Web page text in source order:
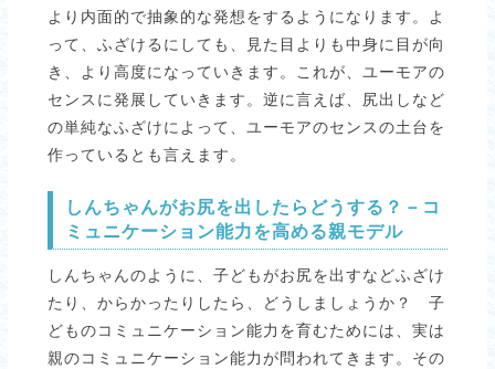
より内面的で抽象的な発想をするようになります。よ
って、ふざけるにしても、見た目よりも中身に目が向
き、より高度になっていきます。これが、ユーモアの
センスに発展していきます。逆に言えば、尻出しなど
の単純なふざけによって、ユーモアのセンスの土台を
作っているとも言えます。
しんちゃんがお尻を出したらどうする？－コ
ミュニケーション能力を高める親モデル
しんちゃんのように、子どもがお尻を出すなどふざけ
たり、からかったりしたら、どうしましょうか？ 子
どものコミュニケーション能力を育むためには、実は
親のコミュニケーション能力が問われてきます。その